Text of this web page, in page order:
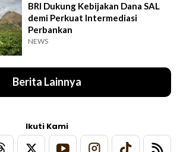
BRI Dukung Kebijakan Dana SAL
demi Perkuat Intermediasi
Perbankan
NEWS
Berita Lainnya
Ikuti Kami